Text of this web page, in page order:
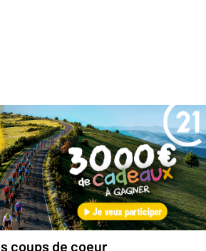
d'une estimation
pour votre bien ?
vous avec un professionnel
coups de coeur